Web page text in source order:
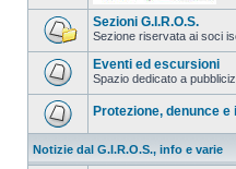
Sezioni G.I.R.O.S.
Sezione riservata ai soci
Eventi ed escursioni
Spazio dedicato a
Protezione, denunce
Notizie dal G.I.R.O.S., info e varie